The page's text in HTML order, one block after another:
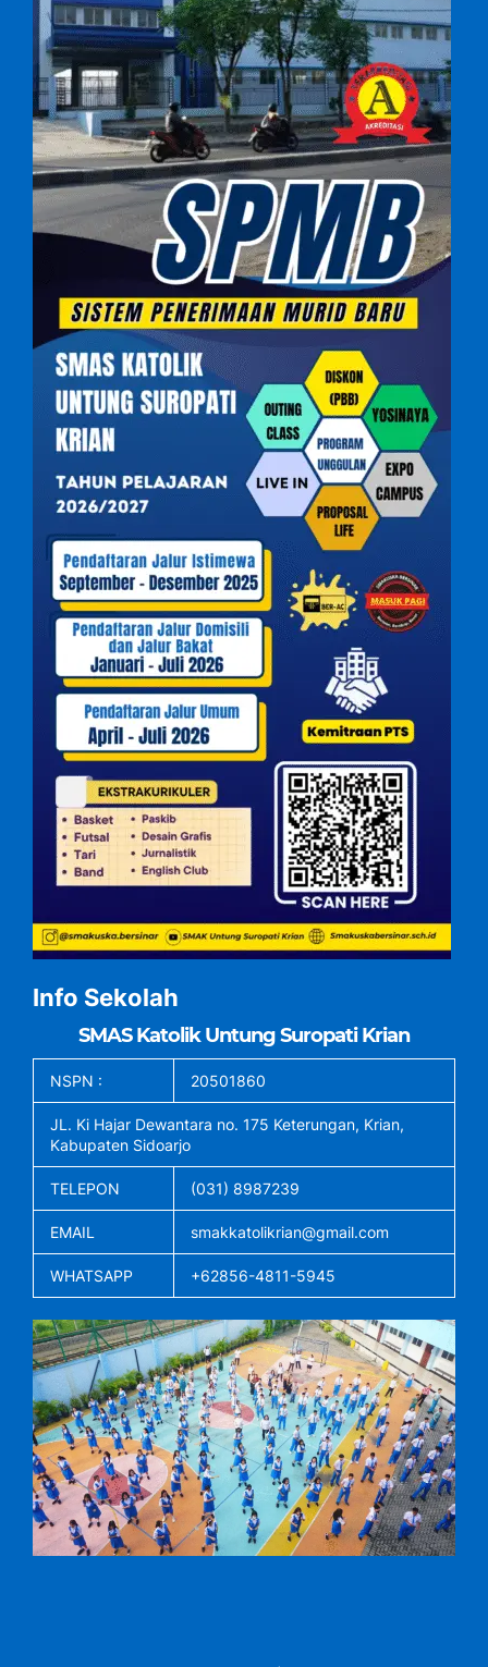
Info Sekolah
SMAS Katolik Untung Suropati Krian
NSPN : 20501860
JL. Ki Hajar Dewantara no. 175 Keterungan, Krian,
Kabupaten Sidoarjo
TELEPON (031) 8987239
EMAIL smakkatolikrian@gmail.com
WHATSAPP +62856-4811-5945